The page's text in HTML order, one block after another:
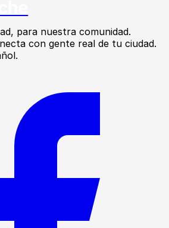
para nuestra comunidad.
con gente real de tu ciudad.